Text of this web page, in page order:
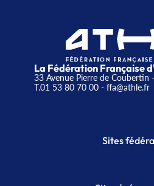
La Fédération Française
33 Avenue Pierre de Coubertin
T.01 53 80 70 00- ffa@athle.fr
Sites